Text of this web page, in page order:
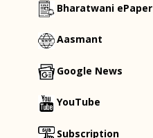
Bharatwani ePaper
Aasmant
Google News
YouTube
Subscription